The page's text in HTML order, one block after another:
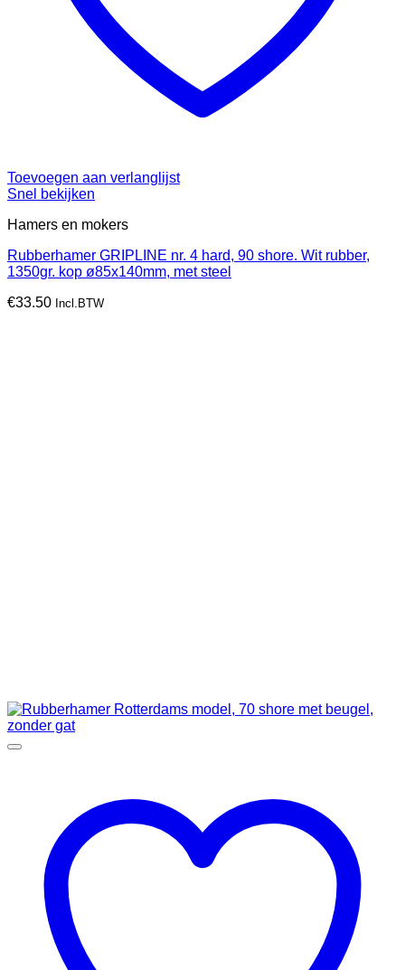
Toevoegen aan verlanglijst
Snel bekijken
Hamers en mokers
Rubberhamer GRIPLINE nr. 4 hard, 90 shore. Wit rubber,
1350gr. kop ø85x140mm, met steel
€33.50 Incl.BTW